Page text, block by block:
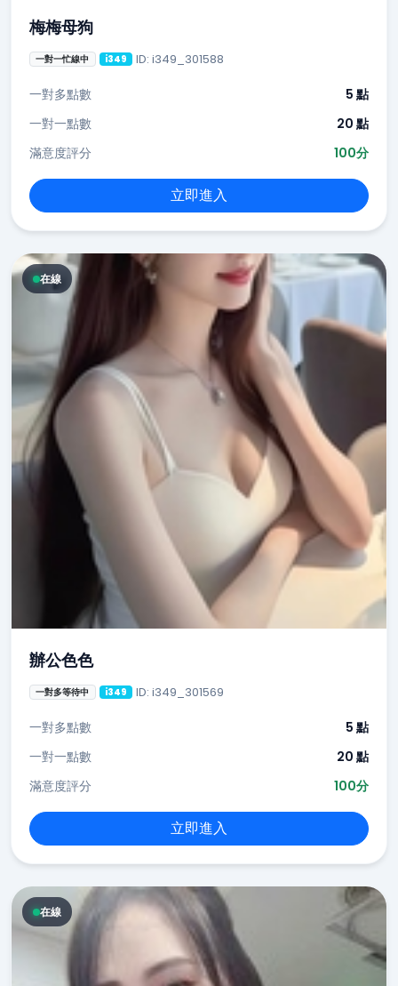
梅梅母狗
一對一忙線中 i349 ID: i349_301588
一對多點數
5 點
一對一點數
20 點
滿意度評分
100分
立即進入
在線
辦公色色
一對多等待中 i349 ID: i349_301569
一對多點數
5 點
一對一點數
20 點
滿意度評分
100分
立即進入
在線